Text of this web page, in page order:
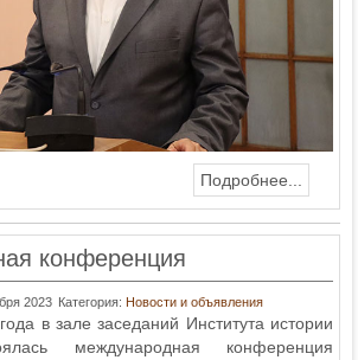
Подробнее...
конференция
2023 Категория: Новости и объявления
в зале заседаний Института истории
международная конференция